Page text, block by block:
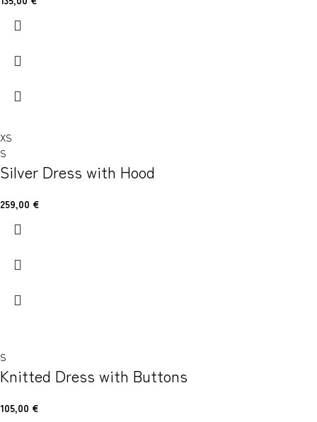
XS
S
Silver Dress with Hood
259,00 €
S
Knitted Dress with Buttons
105,00 €